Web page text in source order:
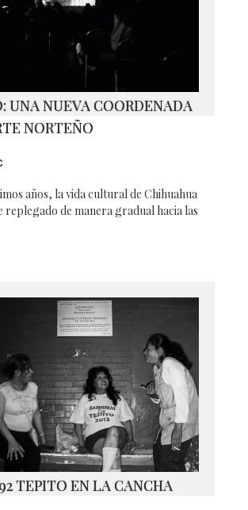
UNA NUEVA COORDENADA
NORTEÑO
años, la vida cultural de Chihuahua
replegado de manera gradual hacia las
TEPITO EN LA CANCHA